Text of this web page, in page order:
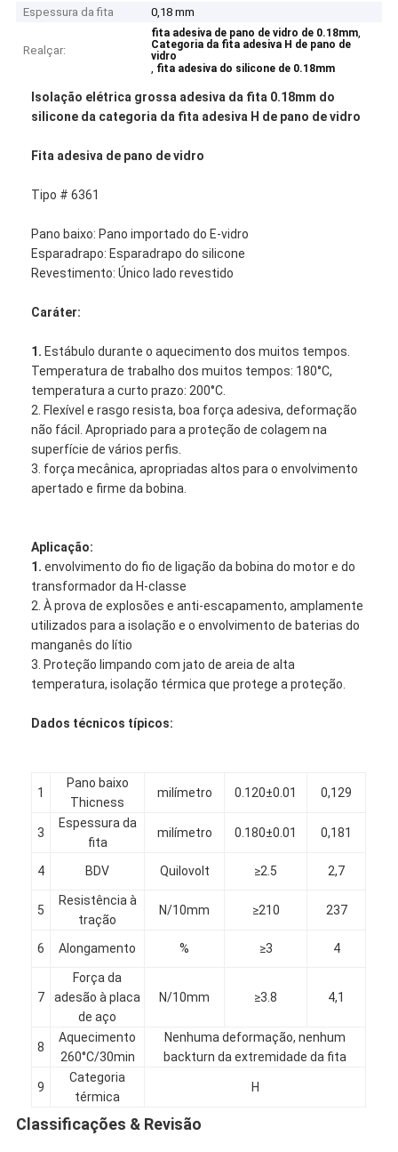
Casa
Produtos
Sobre nós
Espessura da fita
0,18 mm
Realçar:
fita adesiva de pano de vidro de 0.18mm,
Categoria da fita adesiva H de pano de
vidro
, fita adesiva do silicone de 0.18mm
Isolação elétrica grossa adesiva da fita 0.18mm do
silicone da categoria da fita adesiva H de pano de vidro
Fita adesiva de pano de vidro
Tipo # 6361
Pano baixo: Pano importado do E-vidro
Esparadrapo: Esparadrapo do silicone
Revestimento: Único lado revestido
Caráter:
1. Estábulo durante o aquecimento dos muitos tempos.
Temperatura de trabalho dos muitos tempos: 180°C,
temperatura a curto prazo: 200°C.
2. Flexível e rasgo resista, boa força adesiva, deformação
não fácil. Apropriado para a proteção de colagem na
superfície de vários perfis.
3. força mecânica, apropriadas altos para o envolvimento
apertado e firme da bobina.
Aplicação:
1.envolvimento do fio de ligação da bobina do motor e do
transformador da H-classe
2. À prova de explosões e anti-escapamento, amplamente
utilizados para a isolação e o envolvimento de baterias do
manganês do lítio
3. Proteção limpando com jato de areia de alta
temperatura, isolação térmica que protege a proteção.
Dados técnicos típicos:
1
Pano baixo
Thicness
milímetro 0.120±0.01 0,129
3
Espessura da
fita
milímetro 0.180±0.01 0,181
4 BDV Quilovolt ≥2.5 2,7
5
Resistência à
tração
N/10mm ≥210 237
6 Alongamento % ≥3 4
7
Força da
adesão à placa
de aço
N/10mm ≥3.8 4,1
8
Aquecimento
260°C/30min
Nenhuma deformação, nenhum
backturn da extremidade da fita
9
Categoria
térmica
H
Classificações & Revisão